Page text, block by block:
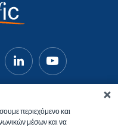
περιεχόμενο και
μέσων και να